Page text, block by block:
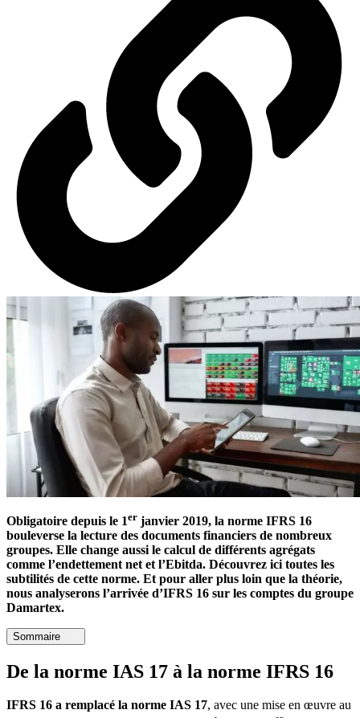
Obligatoire depuis le 1er janvier 2019, la norme IFRS 16
bouleverse la lecture des documents financiers de nombreux
groupes. Elle change aussi le calcul de différents agrégats
comme l’endettement net et l’Ebitda. Découvrez ici toutes les
subtilités de cette norme. Et pour aller plus loin que la théorie,
nous analyserons l’arrivée d’IFRS 16 sur les comptes du groupe
Damartex.
Sommaire
De la norme IAS 17 à la norme IFRS 16
IFRS 16 a remplacé la norme IAS 17, avec une mise en œuvre au